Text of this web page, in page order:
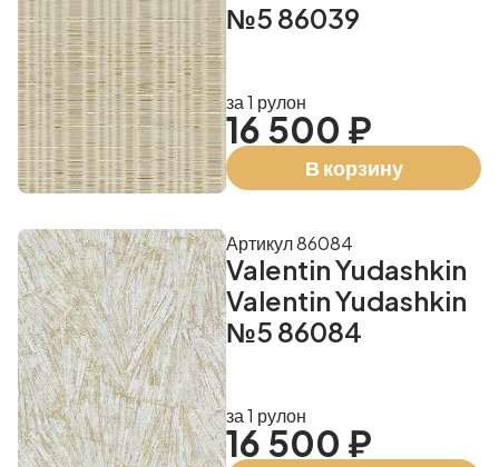
№5 86039
за 1 рулон
16 500 ₽
В корзину
Valentin Yudashkin
Valentin Yudashkin
№5 86084
Артикул 86084
за 1 рулон
16 500 ₽